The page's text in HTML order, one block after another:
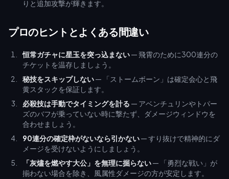
りと追加攻撃が輝きます。
プロのヒントとよくある間違い
恒常ガチャに星玉を突っ込まない— 飛霄のために300連分の
チケットを温存しましょう。
秘技をスキップしない— 「ストームボーン」は確定会心と飛
黄スタックを保証します。
必殺技は手動でタイミングを計る — アベンチュリンやトパー
ズのバフが乗っていない時に撃たず、ダメージウィンドウを
合わせましょう。
90連分の確定枠がないなら引かない— すり抜けで精神的にダ
メージを受けないようにしましょう。
「灰燼を燃やす大公」を無理に掘らない— 「勇烈な戦い」が
揃わない場合を除き、風属性ダメージの方が安定します。